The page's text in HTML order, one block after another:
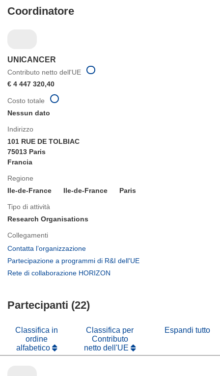
Coordinatore
UNICANCER
Contributo netto dell'UE
€ 4 447 320,40
Indirizzo
101 RUE DE TOLBIAC
75013 Paris
Francia
Regione
Ile-de-France
Ile-de-France Paris
Tipo di attività
Research Organisations
Collegamenti
Contatta l’organizzazione
apre
finestra)
Partecipazione a programmi di R&I dell'UE
Rete di collaborazione HORIZON
Costo totale
Nessun dato
Partecipanti (22)
Classifica in
ordine
alfabetico
Classifica per
Contributo
netto dell'UE
Espandi tutto